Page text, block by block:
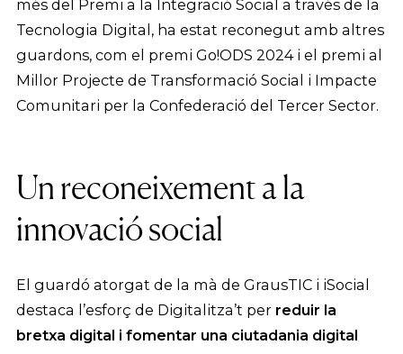
més del Premi a la Integració Social a través de la
Tecnologia Digital, ha estat reconegut amb altres
guardons, com el premi Go!ODS 2024 i el premi al
Millor Projecte de Transformació Social i Impacte
Comunitari per la Confederació del Tercer Sector.
Un reconeixement a la
innovació social
El guardó atorgat de la mà de GrausTIC i iSocial
destaca l’esforç de Digitalitza’t per reduir la
bretxa digital i fomentar una ciutadania digital